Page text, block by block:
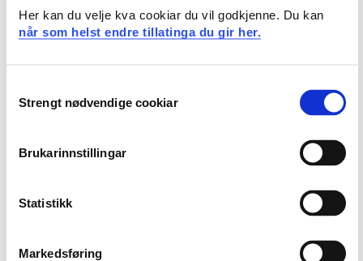
Her kan du velje kva cookiar du vil godkjenne. Du kan
når som helst endre tillatinga du gir her.
Selection
Strengt nødvendige cookiar
Brukarinnstillingar
Statistikk
Markedsføring
testing av ferdig design
teste ferdig system på en systematisk måte
aktuelle metoder og verktøy